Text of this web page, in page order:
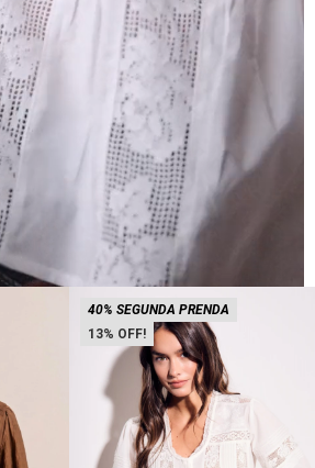
13
40% SEGUNDA PRENDA